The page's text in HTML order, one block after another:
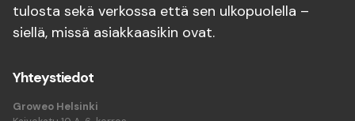
tulosta sekä verkossa että sen ulkopuolella –
siellä, missä asiakkaasikin ovat.
Yhteystiedot
Groweo Helsinki